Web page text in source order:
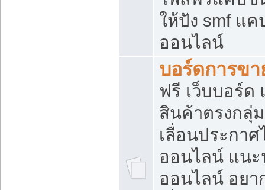
ให้ปัง smf แ
ออนไลน์
บอร์ดการข
ฟรี เว็บบอร์ด
สินค้าตรงกลุ่
เลื่อนประกา
ออนไลน์ แนะ
ออนไลน์ อย